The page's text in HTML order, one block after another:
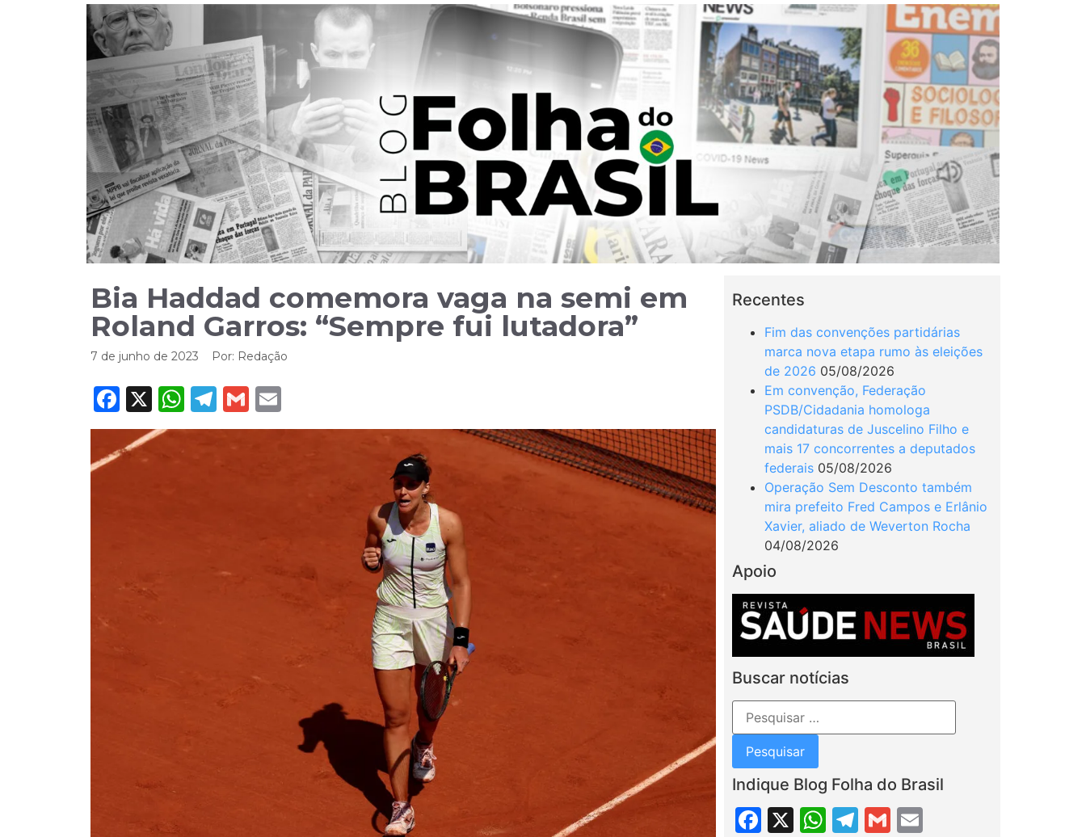
Bia Haddad comemora vaga na semi em
Roland Garros: “Sempre fui lutadora”
7 de junho de 2023 Por: Redação
Facebook
X WhatsApp
Telegram
Gmail
Recentes
Fim das convenções partidárias
marca nova etapa rumo às eleições
de 2026 05/08/2026
Em convenção, Federação
PSDB/Cidadania homologa
candidaturas de Juscelino Filho e
mais 17 concorrentes a deputados
federais 05/08/2026
Operação Sem Desconto também
mira prefeito Fred Campos e Erlânio
Xavier, aliado de Weverton Rocha
04/08/2026
Apoio
Buscar notícias
Indique Blog Folha do Brasil
Facebook
X WhatsApp
Telegram
Gmail